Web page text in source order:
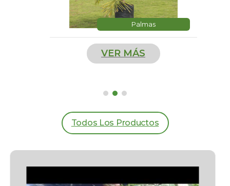
Palmas
VER MÁS
Todos Los Productos